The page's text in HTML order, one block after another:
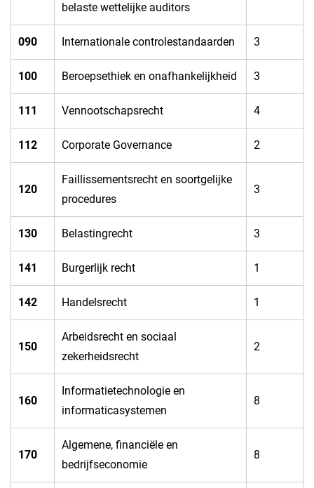
belaste wettelijke auditors
​090 ​Internationale controlestandaarden ​3
100​ ​Beroepsethiek en onafhankelijkheid ​3
​111 ​Vennootschapsrecht ​4
​112 ​Corporate Governance ​2
​120
​Faillissementsrecht en soortgelijke
procedures
​3
​130 ​Belastingrecht ​3
141​ ​Burgerlijk recht ​1
​142 ​Handelsrecht ​1
​150
​Arbeidsrecht en sociaal
zekerheidsrecht
​2
​160
​Informatietechnologie en
informaticasystemen
​8
​170
​Algemene, financiële en
bedrijfseconomie
​8